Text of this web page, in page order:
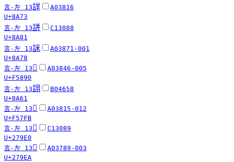
言-左 13詳
A03816
U+8A73
言-左 13誁
C13088
U+8A81
言-左 13詸
A03871-001
U+8A78
言-左 13 󵢐
A03846-005
U+F5890
言-左 13詡
B04658
U+8A61
言-左 13 󵟻
A03815-012
U+F57FB
言-左 13 𧧠
C13089
U+279E0
言-左 13 𧧪
A03789-003
U+279EA